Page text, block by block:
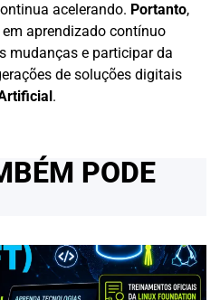
acelerando. Portanto,
aprendizado contínuo
mudanças e participar da
de soluções digitais
.
PODE